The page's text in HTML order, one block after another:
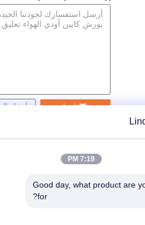
اتصل
7:19 PM
Good day, what product are
for?